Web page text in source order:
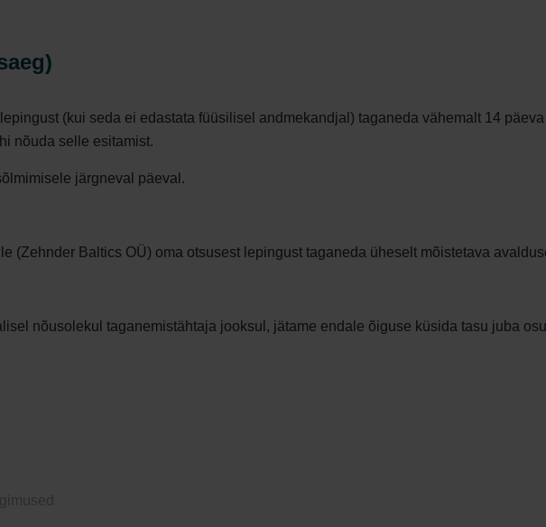
(kui seda ei edastata füüsilisel andmekandjal) taganeda vähemalt 14
nõuda selle esitamist.
järgneval päeval.
(Zehnder Baltics OÜ) oma otsusest lepingust taganeda üheselt mõistetava
nõusolekul taganemistähtaja jooksul, jätame endale õiguse küsida tasu juba